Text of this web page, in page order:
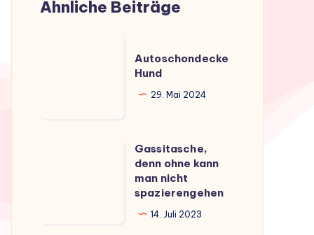
Ähnliche Beiträge
Autoschondecke
Hund
29. Mai 2024
Gassitasche,
denn ohne kann
man nicht
spazierengehen
14. Juli 2023